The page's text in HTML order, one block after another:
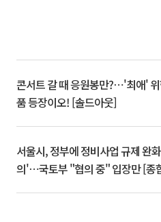
콘서트 갈 때 응원봉만?⋯'최애'
품 등장이오! [솔드아웃]
서울시, 정부에 정비사업 규제 완
의'⋯국토부 "협의 중" 입장만 [종